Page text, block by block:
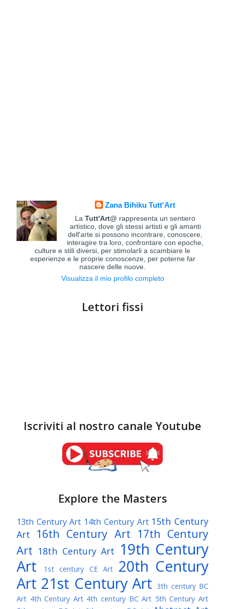
Zana Bihiku Tutt'Art
LaTutt'Art@ rappresenta un sentiero
artistico, dove gli stessi artisti e gli amanti
dell'arte si possono incontrare, conoscere,
interagire tra loro, confrontare con epoche,
culture e stili diversi, per stimolarli a scambiare le
esperienze e le proprie conoscenze, per poterne far
nascere delle nuove.
Visualizza il mio profilo completo
Lettori fissi
Iscriviti al nostro canale Youtube
Explore the Masters
13th Century Art 14th Century Art 15th Century
Art
16th Century Art 17th Century
Art 18th Century Art 19th Century
Art
1st century CE Art
20th Century
Art 21st Century Art 3th century BC
Art 4th Century Art 4th century BC Art 5th Century Art